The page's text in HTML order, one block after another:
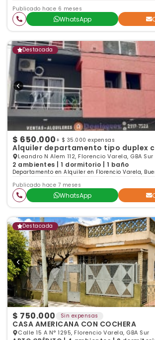
Publicado hace 6 meses
WhatsApp
Destacada
$ 650.000 + $ 35.000 expensas
Alquiler departamento tipo duplex
Leandro N Alem 112, Florencio Varela, GBA Sur
2 ambientes | 1 dormitorio | 1 baño
Departamento en Alquiler en Florencio Varela,
Publicado hace 7 meses
WhatsApp
Destacada
$ 750.000 Sin expensas
CASA AMERICANA CON COCHERA
Calle 15 A N° 1295, Florencio Varela, GBA Sur